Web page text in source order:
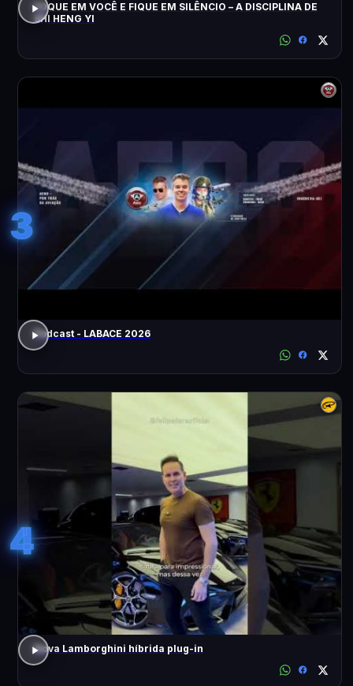
FOQUE EM VOCÊ E FIQUE EM SILÊNCIO – A DISCIPLINA DE
SHI HENG YI
3
Podcast - LABACE 2026
4
Nova Lamborghini híbrida plug-in